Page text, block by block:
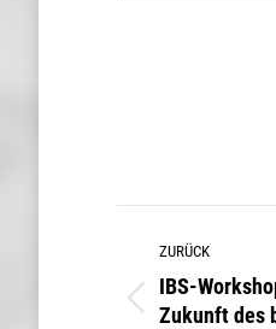
ZURÜCK
Vorheriger
IBS-
Zukunft des